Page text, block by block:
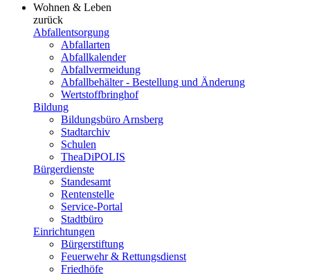
Wohnen & Leben
zurück
Abfallentsorgung
Abfallarten
Abfallkalender
Abfallvermeidung
Abfallbehälter - Bestellung und Änderung
Wertstoffbringhof
Bildung
Bildungsbüro Arnsberg
Stadtarchiv
Schulen
TheaDiPOLIS
Bürgerdienste
Standesamt
Rentenstelle
Service-Portal
Stadtbüro
Einrichtungen
Bürgerstiftung
Feuerwehr & Rettungsdienst
Friedhöfe